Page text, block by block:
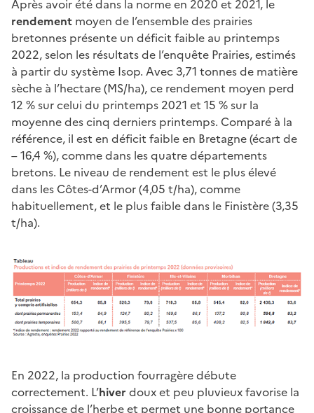
Après avoir été dans la norme en 2020 et 2021, le
rendement moyen de l’ensemble des prairies
bretonnes présente un déficit faible au printemps
2022, selon les résultats de l’enquête Prairies, estimés
à partir du système Isop. Avec 3,71 tonnes de matière
sèche à l’hectare (MS/ha), ce rendement moyen perd
12 % sur celui du printemps 2021 et 15 % sur la
moyenne des cinq derniers printemps. Comparé à la
référence, il est en déficit faible en Bretagne (écart de
– 16,4 %), comme dans les quatre départements
bretons. Le niveau de rendement est le plus élevé
dans les Côtes-d’Armor (4,05 t/ha), comme
habituellement, et le plus faible dans le Finistère (3,35
t/ha).
En 2022, la production fourragère débute
correctement. L’hiver doux et peu pluvieux favorise la
croissance de l’herbe et permet une bonne portance